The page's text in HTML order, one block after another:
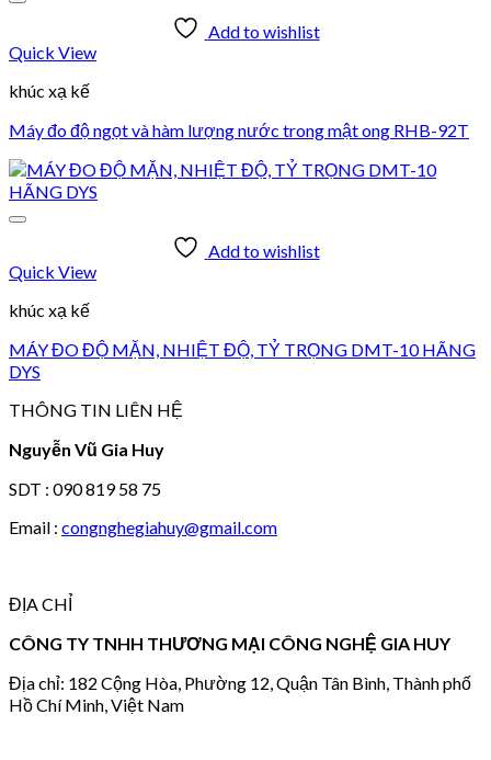
Add to wishlist
Quick View
khúc xạ kế
Máy đo độ ngọt và hàm lượng nước trong mật ong RHB-92T
Add to wishlist
Quick View
khúc xạ kế
MÁY ĐO ĐỘ MẶN, NHIỆT ĐỘ, TỶ TRỌNG DMT-10 HÃNG
DYS
THÔNG TIN LIÊN HỆ
Nguyễn Vũ Gia Huy
SDT : 090 819 58 75
Email : congnghegiahuy@gmail.com
ĐỊA CHỈ
CÔNG TY TNHH THƯƠNG MẠI CÔNG NGHỆ GIA HUY
Địa chỉ: 182 Cộng Hòa, Phường 12, Quận Tân Bình, Thành phố
Hồ Chí Minh, Việt Nam